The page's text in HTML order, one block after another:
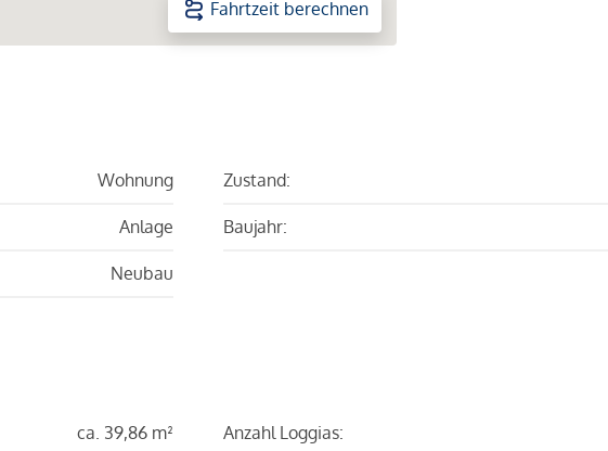
Fahrtzeit berechnen
Wohnung
Anlage
Neubau
Zustand:
Baujahr:
ca. 39,86 m² Anzahl Loggias: